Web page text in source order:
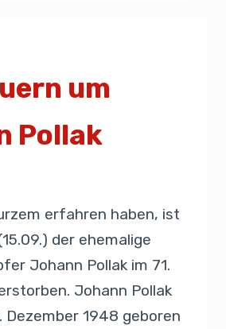
um
Pollak
erfahren haben, ist
der ehemalige
Johann Pollak im 71.
Johann Pollak
Dezember 1948 geboren